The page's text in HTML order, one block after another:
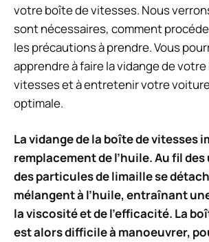
votre boîte de vitesses. Nous
sont nécessaires, comment
les précautions à prendre. Vous
apprendre à faire la vidange de
vitesses et à entretenir votre
optimale.
La vidange de la boîte de vitesses
remplacement de l’huile. Au fil
des particules de limaille se
mélangent à l’huile, entraînant
la viscosité et de l’efficacité. La
est alors difficile à manoeuvrer,